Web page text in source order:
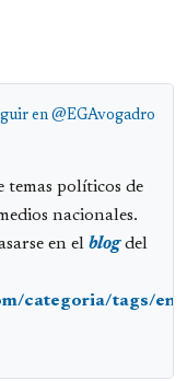
en @EGAvogadro
temas políticos de
nacionales.
en el blogdel
categoria/tags/